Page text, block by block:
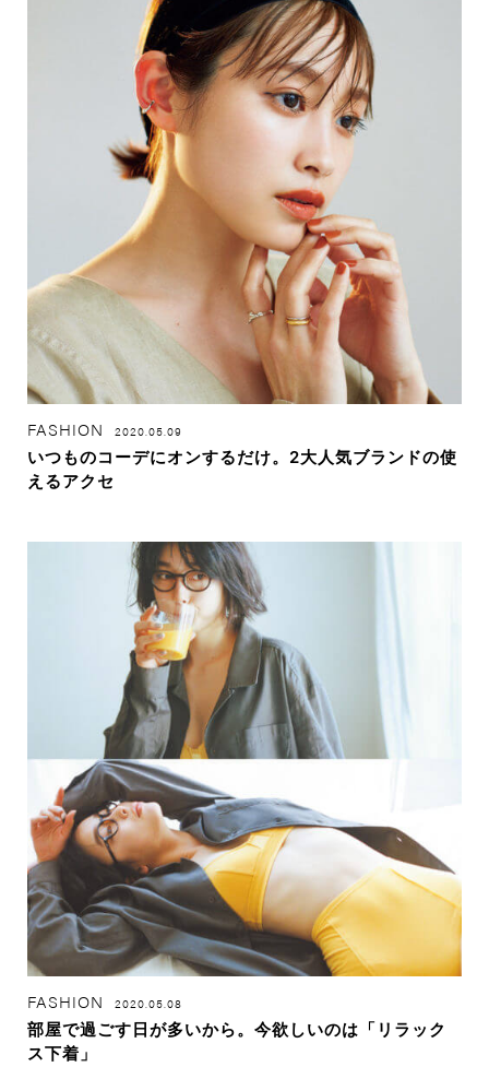
FASHION 2020.05.09
いつものコーデにオンするだけ。2大人気ブランドの使
えるアクセ
FASHION 2020.05.08
部屋で過ごす日が多いから。今欲しいのは「リラック
ス下着」